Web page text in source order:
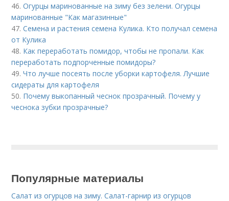
46.Огурцы маринованные на зиму без зелени. Огурцы
маринованные "Как магазинные"
47.Семена и растения семена Кулика. Кто получал семена
от Кулика
48. Как переработать помидор, чтобы не пропали. Как
переработать подпорченные помидоры?
49.Что лучше посеять после уборки картофеля. Лучшие
сидераты для картофеля
50. Почему выкопанный чеснок прозрачный. Почему у
чеснока зубки прозрачные?
Популярные материалы
Салат из огурцов на зиму. Салат-гарнир из огурцов